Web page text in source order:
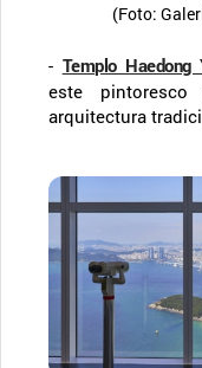
(Foto:
- Templo Haedong
este
arquitectura